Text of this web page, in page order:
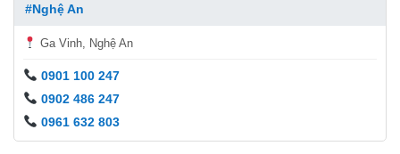
#Nghệ An
Ga Vinh, Nghệ An
0901 100 247
0902 486 247
0961 632 803